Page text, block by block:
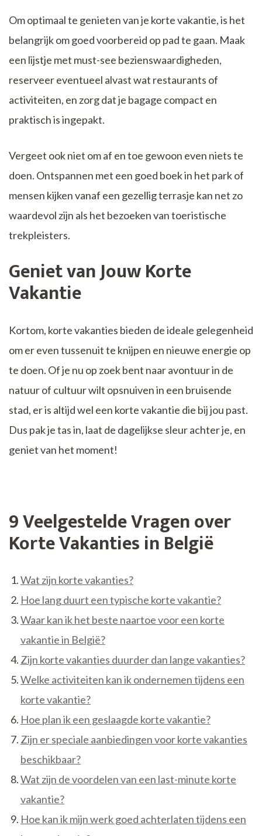
Om optimaal te genieten van je korte vakantie, is het
belangrijk om goed voorbereid op pad te gaan. Maak
een lijstje met must-see bezienswaardigheden,
reserveer eventueel alvast wat restaurants of
activiteiten, en zorg dat je bagage compact en
praktisch is ingepakt.
Vergeet ook niet om af en toe gewoon even niets te
doen. Ontspannen met een goed boek in het park of
mensen kijken vanaf een gezellig terrasje kan net zo
waardevol zijn als het bezoeken van toeristische
trekpleisters.
Geniet van Jouw Korte
Vakantie
Kortom, korte vakanties bieden de ideale gelegenheid
om er even tussenuit te knijpen en nieuwe energie op
te doen. Of je nu op zoek bent naar avontuur in de
natuur of cultuur wilt opsnuiven in een bruisende
stad, er is altijd wel een korte vakantie die bij jou past.
Dus pak je tas in, laat de dagelijkse sleur achter je, en
geniet van het moment!
9 Veelgestelde Vragen over
Korte Vakanties in België
Wat zijn korte vakanties?
Hoe lang duurt een typische korte vakantie?
Waar kan ik het beste naartoe voor een korte
vakantie in België?
Zijn korte vakanties duurder dan lange vakanties?
Welke activiteiten kan ik ondernemen tijdens een
korte vakantie?
Hoe plan ik een geslaagde korte vakantie?
Zijn er speciale aanbiedingen voor korte vakanties
beschikbaar?
Wat zijn de voordelen van een last-minute korte
vakantie?
Hoe kan ik mijn werk goed achterlaten tijdens een